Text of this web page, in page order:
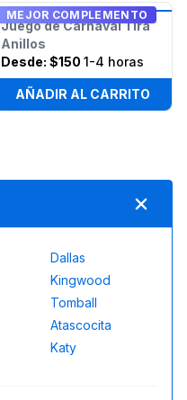
MEJOR COMPLEMENTO
Juego de Carnaval Tira
Anillos
Desde: $150 1-4 horas
AÑADIR AL CARRITO
Dallas
Kingwood
Tomball
Atascocita
Katy